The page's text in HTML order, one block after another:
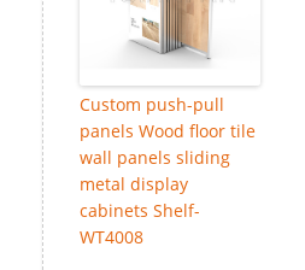
Custom push-pull
panels Wood floor tile
wall panels sliding
metal display
cabinets Shelf-
WT4008